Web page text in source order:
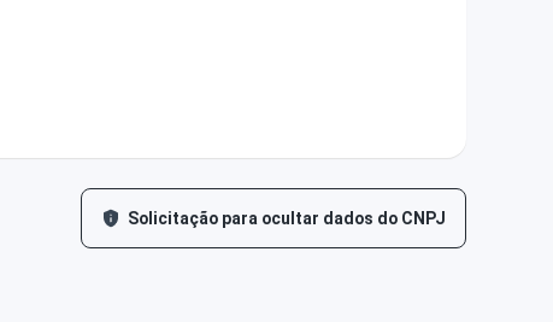
Solicitação para ocultar dados do CNPJ